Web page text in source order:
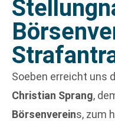
Soeben erreicht uns
Christian Sprang,
Börsenvereins, zum